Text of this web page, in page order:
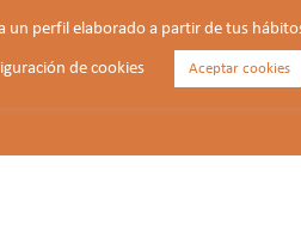
NOTICIAS
perfil elaborado a partir de tus
de cookies Aceptar cookies